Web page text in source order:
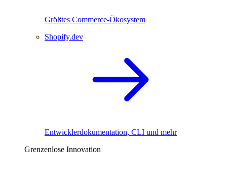
Größtes Commerce-Ökosystem
Shopify.dev
Entwicklerdokumentation, CLI und mehr
Grenzenlose Innovation